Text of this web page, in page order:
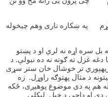
په ښکاره ناری وهم چیخوله
سره اړه نه لري او د پښتو
دغه غزل ته ګوته نه ده نیولې. د
تر خوشال خان ستر سړی
د مثال پهتوګه راوړل. زه
هم په دی موضوع پوهیږی، ځکه
دی او داچی د خپل لیکلي